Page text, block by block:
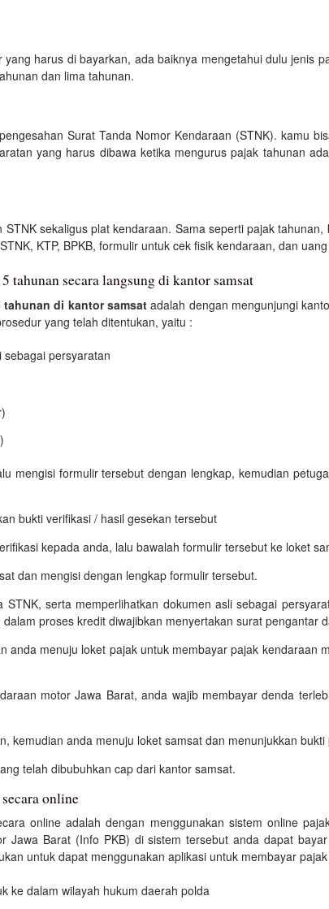
harus di bayarkan, ada baiknya mengetahui dulu jenis
dan lima tahunan.
Surat Tanda Nomor Kendaraan (STNK). kamu
yang harus dibawa ketika mengurus pajak tahunan
sekaligus plat kendaraan. Sama seperti pajak
KTP, BPKB, formulir untuk cek fisik kendaraan, dan
tahunan secara langsung di kantor samsat
tahunan di kantor samsatadalah dengan mengunjungi
yang telah ditentukan, yaitu :
persyaratan
mengisi formulir tersebut dengan lengkap, kemudian
bukti verifikasi / hasil gesekan tersebut
kepada anda, lalu bawalah formulir tersebut ke loket
dan mengisi dengan lengkap formulir tersebut.
serta memperlihatkan dokumen asli sebagai
proses kredit diwajibkan menyertakan surat pengantar
anda menuju loket pajak untuk membayar pajak kendaraan
motor Jawa Barat, anda wajib membayar denda
kemudian anda menuju loket samsat dan menunjukkan
telah dibubuhkan cap dari kantor samsat.
online
online adalah dengan menggunakan sistem online
Jawa Barat (Info PKB) di sistem tersebut anda dapat
untuk dapat menggunakan aplikasi untuk membayar
ke dalam wilayah hukum daerah polda